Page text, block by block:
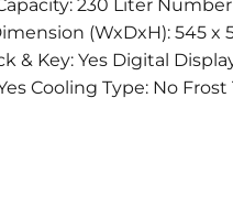
(WxDxH): 545 x
& Key: Yes Digital
Cooling Type: No Frost